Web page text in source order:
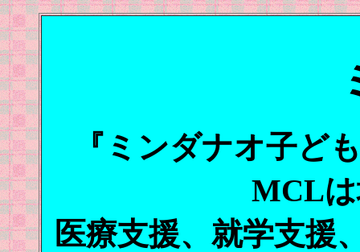
『ミンダナオ子ど
MCLは
医療支援、就学支援